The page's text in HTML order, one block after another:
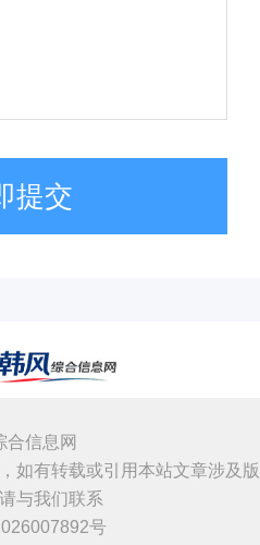
提交
合信息网
如有转载或引用本站文章涉及版
与我们联系
号